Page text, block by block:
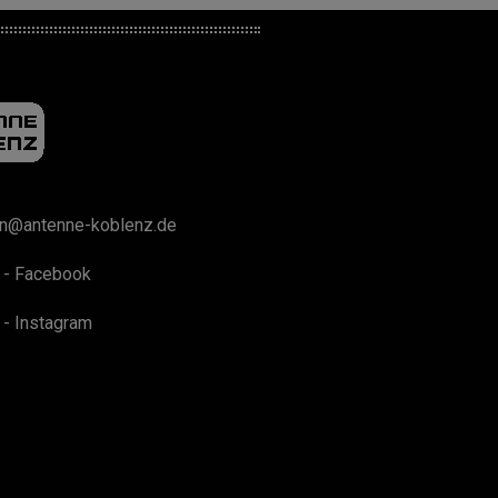
koblenz.de
Facebook
Instagram